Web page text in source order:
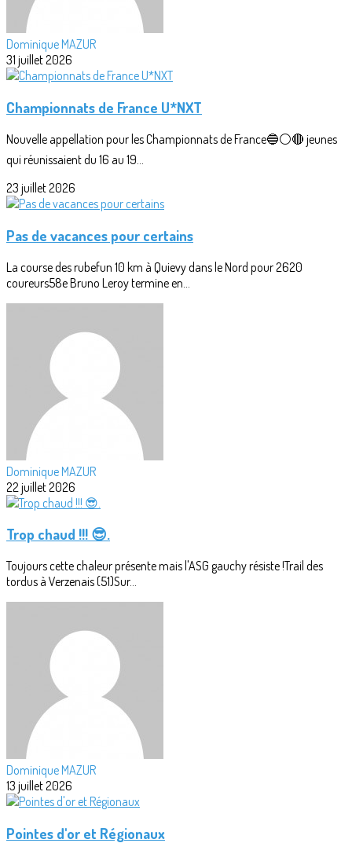
Dominique MAZUR
31 juillet 2026
Championnats de France U*NXT
Nouvelle appellation pour les Championnats de France🔵⚪🔴 jeunes
qui réunissaient du 16 au 19...
23 juillet 2026
Pas de vacances pour certains
La course des rubefun 10 km à Quievy dans le Nord pour 2620
coureurs58e Bruno Leroy termine en...
Dominique MAZUR
22 juillet 2026
Trop chaud !!! 😎.
Toujours cette chaleur présente mais l'ASG gauchy résiste !Trail des
tordus à Verzenais (51)Sur...
Dominique MAZUR
13 juillet 2026
Pointes d'or et Régionaux